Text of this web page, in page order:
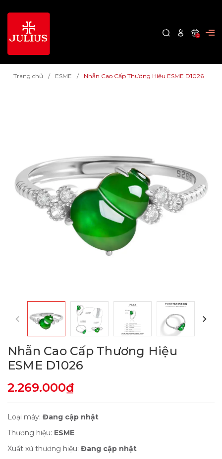
0
Trang chủ ESME Nhẫn Cao Cấp Thương Hiệu ESME D1026
Nhẫn Cao Cấp Thương Hiệu
ESME D1026
2.269.000₫
Loại máy: Đang cập nhật
Thương hiệu: ESME
Xuất xứ thương hiệu: Đang cập nhật